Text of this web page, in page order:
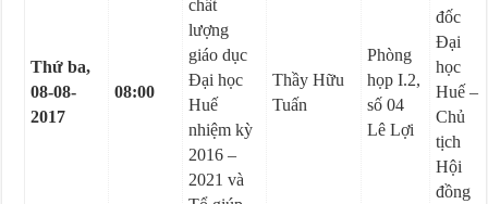
Thứ ba,
08-08-
2017
08:00
chất
lượng
giáo dục
Đại học
Huế
nhiệm kỳ
2016 –
2021 và
Thầy Hữu
Tuấn
Phòng
họp I.2,
số 04
Lê Lợi
đốc
Đại
học
Huế –
Chủ
tịch
Hội
đồng